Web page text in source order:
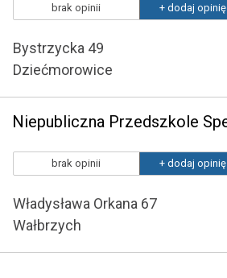
brak opinii + dodaj opinię
Bystrzycka 49
Dziećmorowice
brak opinii + dodaj opinię
Władysława Orkana 67
Wałbrzych